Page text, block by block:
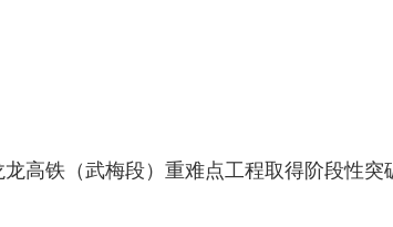
高铁（武梅段）重难点工程取得阶段性突